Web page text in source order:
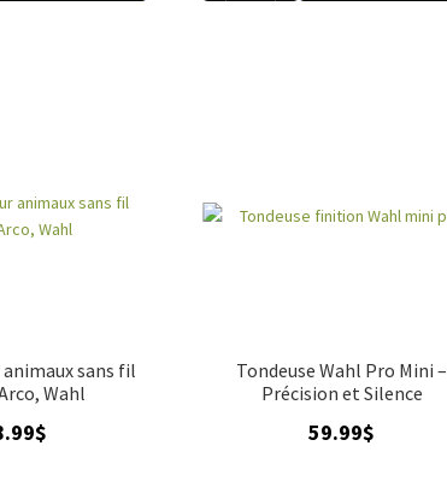
sans fil
Wahl
$
Tondeuse Wahl Pro Mini –
Précision et Silence
59.99$